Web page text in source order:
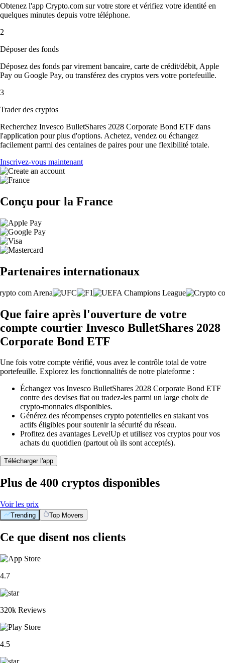
Obtenez l'app Crypto.com sur votre store et vérifiez votre identité en
quelques minutes depuis votre téléphone.
2
Déposer des fonds
Déposez des fonds par virement bancaire, carte de crédit/débit, Apple
Pay ou Google Pay, ou transférez des cryptos vers votre portefeuille.
3
Trader des cryptos
Recherchez Invesco BulletShares 2028 Corporate Bond ETF dans
l'application pour plus d'options. Achetez, vendez ou échangez
facilement parmi des centaines de paires pour une flexibilité totale.
Inscrivez-vous maintenant
Conçu pour la France
Partenaires internationaux
Que faire après l'ouverture de votre
compte courtier Invesco BulletShares 2028
Corporate Bond ETF
Une fois votre compte vérifié, vous avez le contrôle total de votre
portefeuille. Explorez les fonctionnalités de notre plateforme :
Échangez vos Invesco BulletShares 2028 Corporate Bond ETF
contre des devises fiat ou tradez-les parmi un large choix de
crypto-monnaies disponibles.
Générez des récompenses crypto potentielles en stakant vos
actifs éligibles pour soutenir la sécurité du réseau.
Profitez des avantages LevelUp et utilisez vos cryptos pour vos
achats du quotidien (partout où ils sont acceptés).
Télécharger l'app
Plus de 400 cryptos disponibles
Voir les prix
Trending Top Movers
Ce que disent nos clients
4.7
320k Reviews
4.5